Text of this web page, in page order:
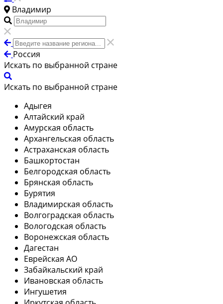
Владимир
Россия
Искать по выбранной стране
Искать по выбранной стране
Адыгея
Алтайский край
Амурская область
Архангельская область
Астраханская область
Башкортостан
Белгородская область
Брянская область
Бурятия
Владимирская область
Волгоградская область
Вологодская область
Воронежская область
Дагестан
Еврейская АО
Забайкальский край
Ивановская область
Ингушетия